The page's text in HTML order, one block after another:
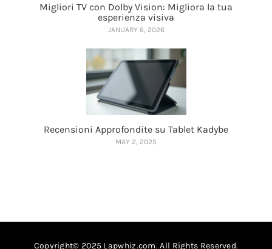
Migliori TV con Dolby Vision: Migliora la tua
esperienza visiva
JANUARY 6, 2026
Recensioni Approfondite su Tablet Kadybe
MAY 2, 2025
Copyright© 2025 Lapwhiz.com. All Rights Reserved.